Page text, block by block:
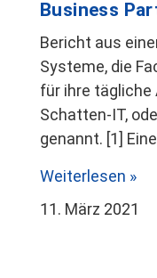
Business
Bericht aus
Systeme, die
für ihre tägliche
Schatten-IT,
genannt. [1]
Weiterlesen »
11. März 2021